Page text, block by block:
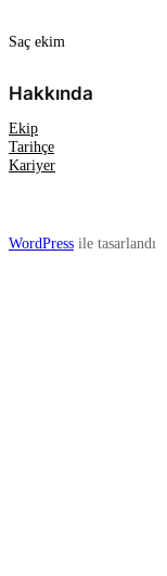
Saç ekim
Hakkında
Ekip
Tarihçe
Kariyer
WordPress ile tasarlandı